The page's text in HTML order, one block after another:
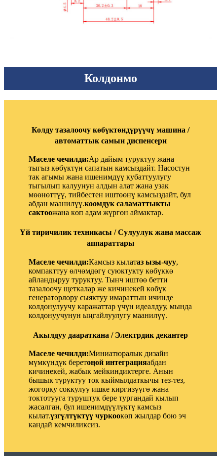
Колдонмо
Колду тазалоочу көбүктөндүрүүчү машина /
автоматтык самын диспенсери
Маселе чечилди:Ар дайым туруктуу жана
тыгыз көбүктүн сапатын камсыздайт. Насостун
так агымы жана ишенимдүү кубаттуулугу
тыгылып калуунун алдын алат жана узак
мөөнөттүү, тийбестен иштөөнү камсыздайт, бул
абдан маанилүү.коомдук саламаттыкты
сактоожана көп адам жүргөн аймактар.
Үй тиричилик техникасы / Сулуулук жана массаж
аппараттары
Маселе чечилди:Камсыз кылатаз ызы-чуу,
компакттуу өлчөмдөгү суюктукту көбүккө
айландыруу туруктуу. Тынч иштөө бетти
тазалоочу щеткалар же кичинекей көбүк
генераторлору сыяктуу имараттын ичинде
колдонулуучу каражаттар үчүн идеалдуу, мында
колдонуучунун ыңгайлуулугу маанилүү.
Акылдуу даараткана / Электрдик декантер
Маселе чечилди:Миниатюралык дизайн
мүмкүндүк беретоңой интеграцияабдан
кичинекей, жабык мейкиндиктерге. Анын
бышык туруктуу ток кыймылдаткычы тез-тез,
жогорку соккулуу ишке киргизүүгө жана
токтотууга туруштук бере тургандай кылып
жасалган, бул ишенимдүүлүктү камсыз
кылат.үзгүлтүктүү чуркоокөп жылдар бою эч
кандай кемчиликсиз.